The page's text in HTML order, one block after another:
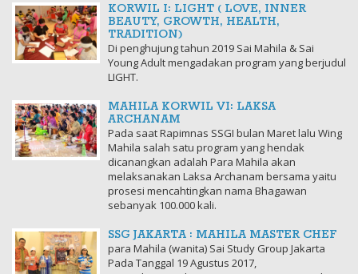
KORWIL I: LIGHT ( LOVE, INNER
BEAUTY, GROWTH, HEALTH,
TRADITION)
Di penghujung tahun 2019 Sai Mahila & Sai
Young Adult mengadakan program yang berjudul
LIGHT.
MAHILA KORWIL VI: LAKSA
ARCHANAM
Pada saat Rapimnas SSGI bulan Maret lalu Wing
Mahila salah satu program yang hendak
dicanangkan adalah Para Mahila akan
melaksanakan Laksa Archanam bersama yaitu
prosesi mencahtingkan nama Bhagawan
sebanyak 100.000 kali.
SSG JAKARTA : MAHILA MASTER CHEF
para Mahila (wanita) Sai Study Group Jakarta
Pada Tanggal 19 Agustus 2017,